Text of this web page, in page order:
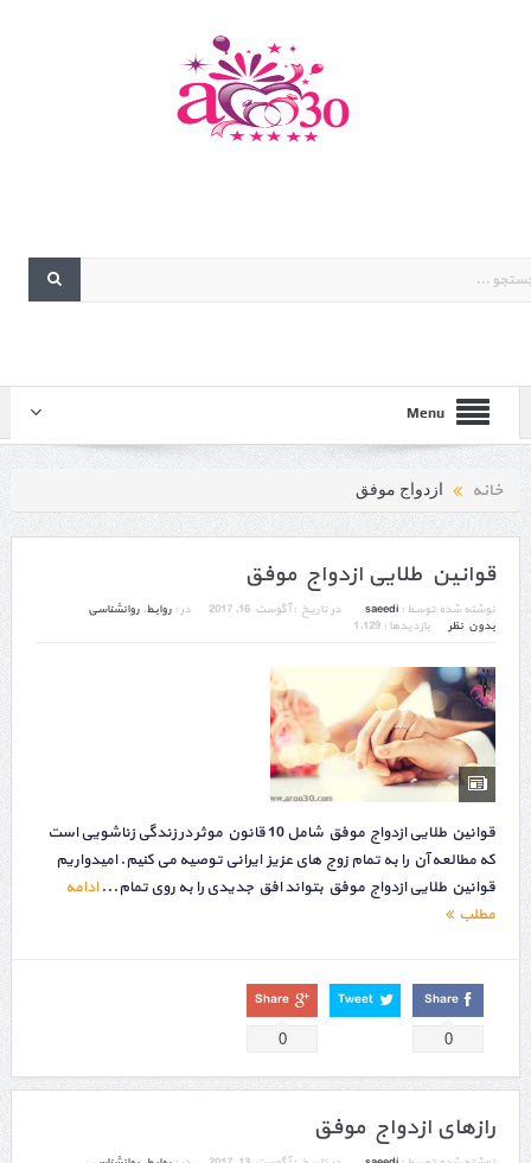
Menu
خانه ازدواج موفق
قوانین طلایی ازدواج موفق
نوشته شده توسط : saeedi در تاریخ :آگوست 16, 2017 در : روابط, روانشناسی
بدون نظر
بازدیدها : 1,129
قوانین طلایی ازدواج موفق شامل 10 قانون موثر در زندگی زناشویی است
که مطالعه آن را به تمام زوج های عزیز ایرانی توصیه می کنیم. امیدواریم
قوانین طلایی ازدواج موفق بتواند افق جدیدی را به روی تمام...ادامه
مطلب
Share
0
Tweet
Share
0
رازهای ازدواج موفق